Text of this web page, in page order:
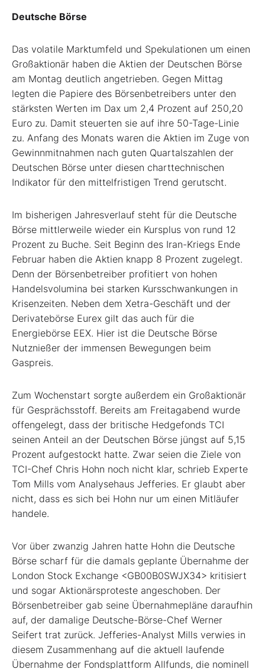
Deutsche Börse
Das volatile Marktumfeld und Spekulationen um einen
Großaktionär haben die Aktien der Deutschen Börse
am Montag deutlich angetrieben. Gegen Mittag
legten die Papiere des Börsenbetreibers unter den
stärksten Werten im Dax um 2,4 Prozent auf 250,20
Euro zu. Damit steuerten sie auf ihre 50-Tage-Linie
zu. Anfang des Monats waren die Aktien im Zuge von
Gewinnmitnahmen nach guten Quartalszahlen der
Deutschen Börse unter diesen charttechnischen
Indikator für den mittelfristigen Trend gerutscht.
Im bisherigen Jahresverlauf steht für die Deutsche
Börse mittlerweile wieder ein Kursplus von rund 12
Prozent zu Buche. Seit Beginn des Iran-Kriegs Ende
Februar haben die Aktien knapp 8 Prozent zugelegt.
Denn der Börsenbetreiber profitiert von hohen
Handelsvolumina bei starken Kursschwankungen in
Krisenzeiten. Neben dem Xetra-Geschäft und der
Derivatebörse Eurex gilt das auch für die
Energiebörse EEX. Hier ist die Deutsche Börse
Nutznießer der immensen Bewegungen beim
Gaspreis.
Zum Wochenstart sorgte außerdem ein Großaktionär
für Gesprächsstoff. Bereits am Freitagabend wurde
offengelegt, dass der britische Hedgefonds TCI
seinen Anteil an der Deutschen Börse jüngst auf 5,15
Prozent aufgestockt hatte. Zwar seien die Ziele von
TCI-Chef Chris Hohn noch nicht klar, schrieb Experte
Tom Mills vom Analysehaus Jefferies. Er glaubt aber
nicht, dass es sich bei Hohn nur um einen Mitläufer
handele.
Vor über zwanzig Jahren hatte Hohn die Deutsche
Börse scharf für die damals geplante Übernahme der
London Stock Exchange <GB00B0SWJX34> kritisiert
und sogar Aktionärsproteste angeschoben. Der
Börsenbetreiber gab seine Übernahmepläne daraufhin
auf, der damalige Deutsche-Börse-Chef Werner
Seifert trat zurück. Jefferies-Analyst Mills verwies in
diesem Zusammenhang auf die aktuell laufende
Übernahme der Fondsplattform Allfunds, die nominell